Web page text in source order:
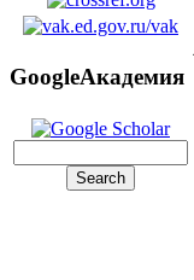
GoogleАкадемия